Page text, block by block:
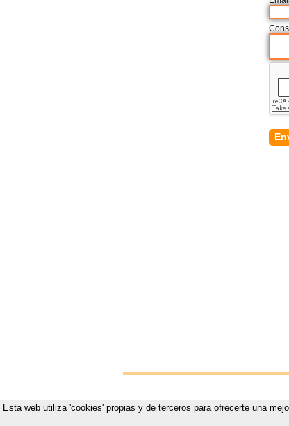
Esta web utiliza 'cookies' propias y de terceros para ofrecerte una